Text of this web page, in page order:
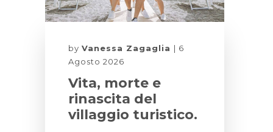
byVanessa Zagaglia
6
Agosto 2026
Vita, morte e
rinascita del
villaggio turistico.